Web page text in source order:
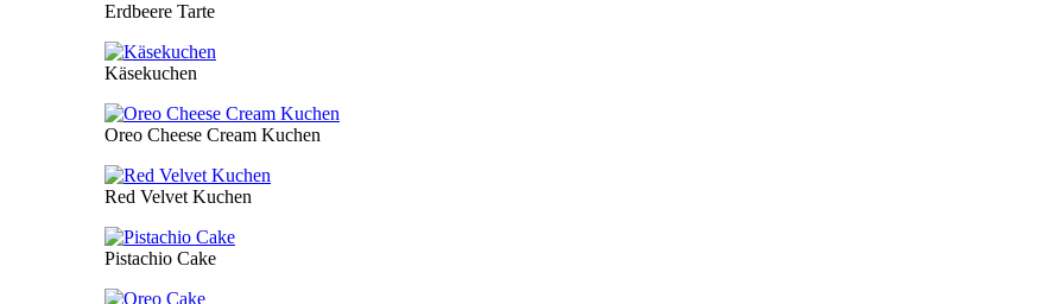
Erdbeere Tarte
Käsekuchen
Oreo Cheese Cream Kuchen
Red Velvet Kuchen
Pistachio Cake